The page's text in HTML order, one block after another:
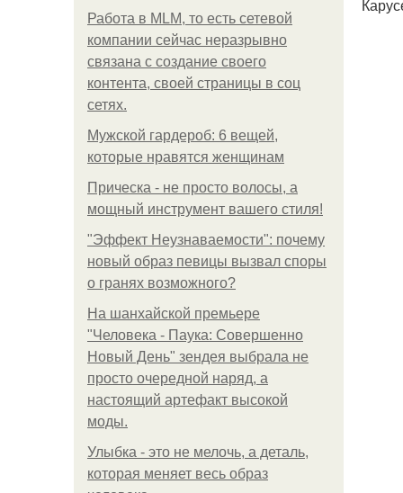
Работа в MLM, то есть сетевой
компании сейчас неразрывно
связана с создание своего
контента, своей страницы в соц
сетях.
Мужской гардероб: 6 вещей,
которые нравятся женщинам
Прическа - не просто волосы, а
мощный инструмент вашего стиля!
"Эффект Неузнаваемости": почему
новый образ певицы вызвал споры
о гранях возможного?
На шанхайской премьере
"Человека - Паука: Совершенно
Новый День" зендея выбрала не
просто очередной наряд, а
настоящий артефакт высокой
моды.
Улыбка - это не мелочь, а деталь,
которая меняет весь образ